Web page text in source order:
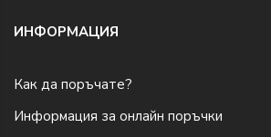
ИНФОРМАЦИЯ
Как да поръчате?
Информация за онлайн поръчки